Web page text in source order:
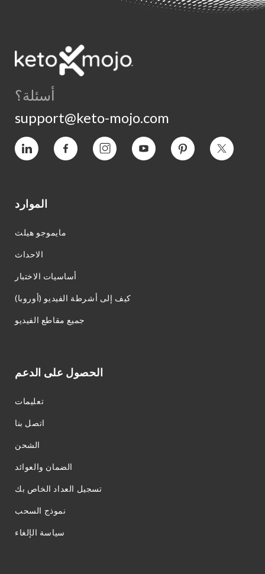
أسئلة؟
support@keto-mojo.com
فيميو فيسبوك انستغرام يوتيوب بينتيريست التغريد
الموارد
مايموجو هيلث
الاحداث
أساسيات الاختبار
كيف إلى أشرطة الفيديو (أوروبا)
جميع مقاطع الفيديو
الحصول على الدعم
تعليمات
اتصل بنا
الشحن
الضمان والعوائد
تسجيل العداد الخاص بك
نموذج السحب
سياسة الإلغاء